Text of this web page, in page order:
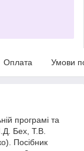
Оплата Умови
програмі та
Бех, Т.В.
Посібник